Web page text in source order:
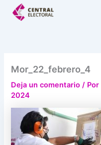
Mor_22_febrero_4
Deja un comentario / Por
2024